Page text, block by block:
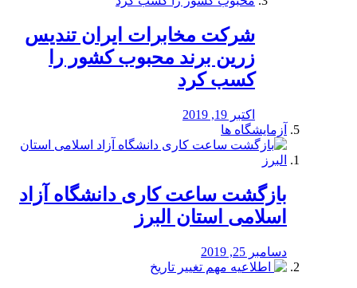
شرکت مخابرات ایران تندیس
زرین برند محبوب کشور را
کسب کرد
اکتبر 19, 2019
آزمایشگاه ها
بازگشت ساعت کاری دانشگاه آزاد
اسلامی استان البرز
دسامبر 25, 2019